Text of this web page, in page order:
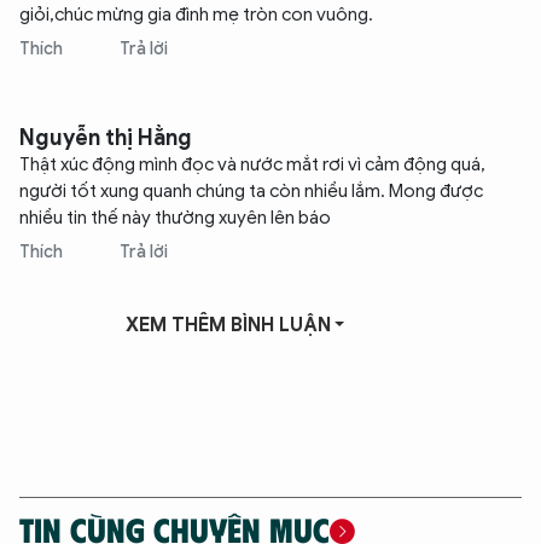
giỏi,chúc mừng gia đình mẹ tròn con vuông.
Thích Trả lời
Nguyễn thị Hằng
Thật xúc động mình đọc và nước mắt rơi vì cảm động quá,
người tốt xung quanh chúng ta còn nhiều lắm. Mong được
nhiều tin thế này thường xuyên lên báo
Thích Trả lời
XEM THÊM BÌNH LUẬN
TIN CÙNG CHUYÊN MỤC